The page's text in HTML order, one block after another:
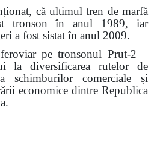
că ultimul tren de marfă
tronson în anul 1989, iar
a fost sistat în anul 2009.
pe tronsonul Prut-2 –
la diversificarea rutelor de
schimburilor comerciale și
economice dintre Republica